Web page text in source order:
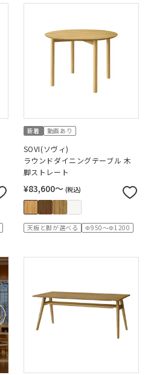
新着 動画あり
SOVI(ソヴィ)
ラウンドダイニングテーブル 木
脚ストレート
¥83,600〜 (税込)
天板と脚が選べる Φ950～Φ1200